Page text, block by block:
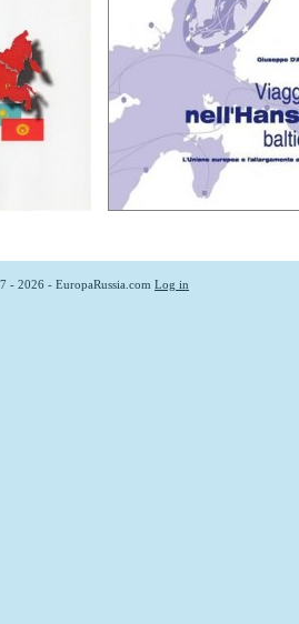
- 2026 - EuropaRussia.com Log in